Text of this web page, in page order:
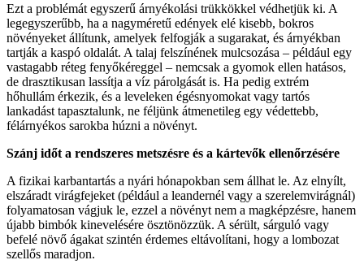
Ezt a problémát egyszerű árnyékolási trükkökkel védhetjük ki. A
legegyszerűbb, ha a nagyméretű edények elé kisebb, bokros
növényeket állítunk, amelyek felfogják a sugarakat, és árnyékban
tartják a kaspó oldalát. A talaj felszínének mulcsozása – például egy
vastagabb réteg fenyőkéreggel – nemcsak a gyomok ellen hatásos,
de drasztikusan lassítja a víz párolgását is. Ha pedig extrém
hőhullám érkezik, és a leveleken égésnyomokat vagy tartós
lankadást tapasztalunk, ne féljünk átmenetileg egy védettebb,
félárnyékos sarokba húzni a növényt.
Szánj időt a rendszeres metszésre és a kártevők ellenőrzésére
A fizikai karbantartás a nyári hónapokban sem állhat le. Az elnyílt,
elszáradt virágfejeket (például a leandernél vagy a szerelemvirágnál)
folyamatosan vágjuk le, ezzel a növényt nem a magképzésre, hanem
újabb bimbók kinevelésére ösztönözzük. A sérült, sárguló vagy
befelé növő ágakat szintén érdemes eltávolítani, hogy a lombozat
szellős maradjon.